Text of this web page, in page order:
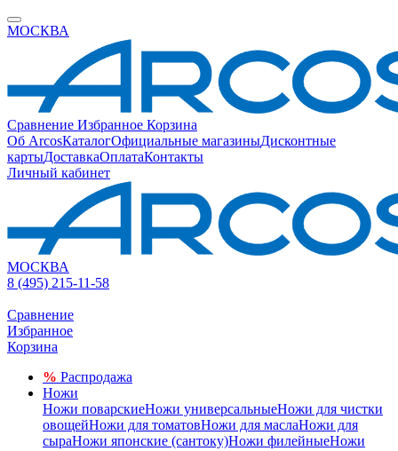
МОСКВА
Сравнение Избранное Корзина
Об ArcosКаталогОфициальные магазиныДисконтные
картыДоставкаОплатаКонтакты
Личный кабинет
МОСКВА
8 (495) 215-11-58
Сравнение
Избранное
Корзина
% Распродажа
Ножи
Ножи поварскиеНожи универсальныеНожи для чистки
овощейНожи для томатовНожи для маслаНожи для
сыраНожи японские (сантоку)Ножи филейныеНожи